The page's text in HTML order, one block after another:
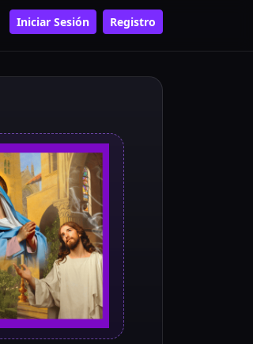
Iniciar Sesión Registro